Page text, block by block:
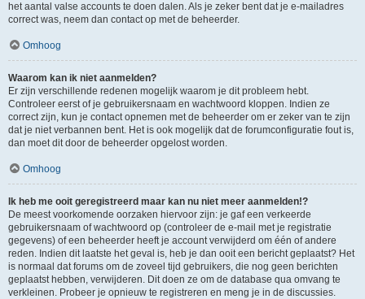
het aantal valse accounts te doen dalen. Als je zeker bent dat je e-mailadres
correct was, neem dan contact op met de beheerder.
Omhoog
Waarom kan ik niet aanmelden?
Er zijn verschillende redenen mogelijk waarom je dit probleem hebt.
Controleer eerst of je gebruikersnaam en wachtwoord kloppen. Indien ze
correct zijn, kun je contact opnemen met de beheerder om er zeker van te zijn
dat je niet verbannen bent. Het is ook mogelijk dat de forumconfiguratie fout is,
dan moet dit door de beheerder opgelost worden.
Omhoog
Ik heb me ooit geregistreerd maar kan nu niet meer aanmelden!?
De meest voorkomende oorzaken hiervoor zijn: je gaf een verkeerde
gebruikersnaam of wachtwoord op (controleer de e-mail met je registratie
gegevens) of een beheerder heeft je account verwijderd om één of andere
reden. Indien dit laatste het geval is, heb je dan ooit een bericht geplaatst? Het
is normaal dat forums om de zoveel tijd gebruikers, die nog geen berichten
geplaatst hebben, verwijderen. Dit doen ze om de database qua omvang te
verkleinen. Probeer je opnieuw te registreren en meng je in de discussies.